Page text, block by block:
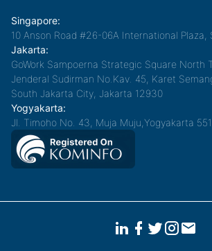
Singapore:
10 Anson Road #26-06A International Plaza,
Jakarta:
GoWork Sampoerna Strategic Square North
Jenderal Sudirman No.Kav. 45, Karet
South Jakarta City, Jakarta 12930
Yogyakarta:
Jl. Timoho No. 43, Muja Muju,Yogyakarta